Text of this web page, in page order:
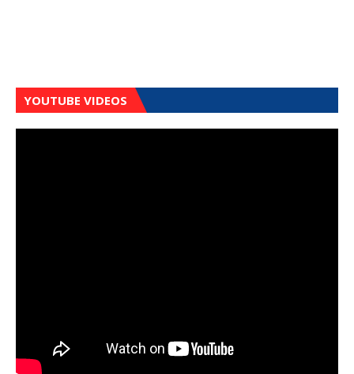
YOUTUBE VIDEOS